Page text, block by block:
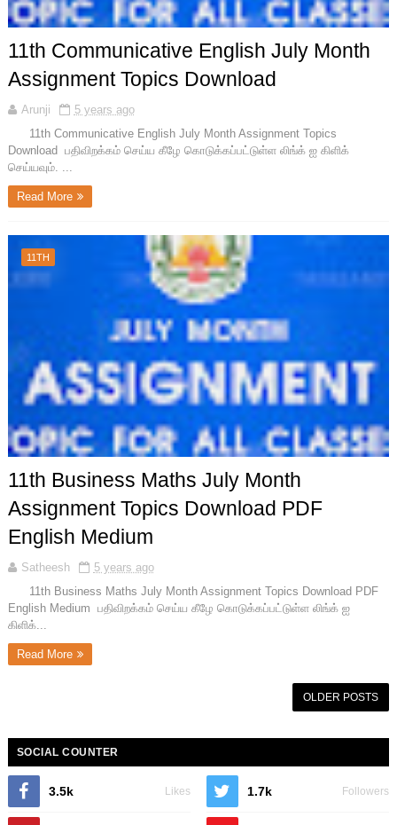
11th Communicative English July Month
Assignment Topics Download
Arunji
5 years ago
11th Communicative English July Month Assignment Topics
Download பதிவிறக்கம் செய்ய கீழே கொடுக்கப்பட்டுள்ள லிங்க் ஐ கிளிக்
செய்யவும். ...
Read More
11TH
11th Business Maths July Month
Assignment Topics Download PDF
English Medium
Satheesh
5 years ago
11th Business Maths July Month Assignment Topics Download PDF
English Medium பதிவிறக்கம் செய்ய கீழே கொடுக்கப்பட்டுள்ள லிங்க் ஐ
கிளிக்...
Read More
OLDER POSTS
SOCIAL COUNTER
3.5k Likes 1.7k Followers